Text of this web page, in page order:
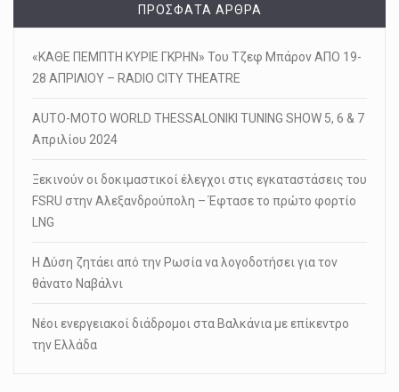
ΠΡΌΣΦΑΤΑ ΆΡΘΡΑ
«ΚΑΘΕ ΠΕΜΠΤΗ ΚΥΡΙΕ ΓΚΡΗΝ» Του Τζεφ Μπάρον ΑΠΟ 19-
28 ΑΠΡΙΛΙΟΥ – RADIO CITY THEATRE
AUTO-MOTO WORLD THESSALONIKI TUNING SHOW 5, 6 & 7
Απριλίου 2024
Ξεκινούν οι δοκιμαστικοί έλεγχοι στις εγκαταστάσεις του
FSRU στην Αλεξανδρούπολη – Έφτασε το πρώτο φορτίο
LNG
Η Δύση ζητάει από την Ρωσία να λογοδοτήσει για τον
θάνατο Ναβάλνι
Νέοι ενεργειακοί διάδρομοι στα Βαλκάνια με επίκεντρο
την Ελλάδα